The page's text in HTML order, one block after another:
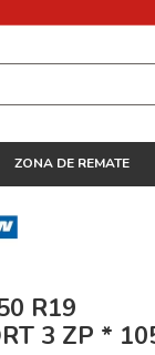
ZONA DE REMATE
R19
3 ZP *